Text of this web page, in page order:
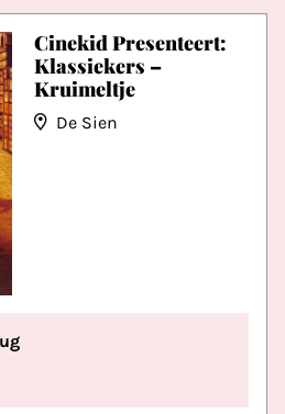
Cinekid Presenteert:
Klassiekers –
Kruimeltje
De Sien